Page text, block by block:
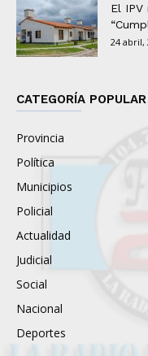
El
24 abril,
CATEGORÍA POPULAR
Provincia
Política
Municipios
Policial
Actualidad
Judicial
Social
Nacional
Deportes